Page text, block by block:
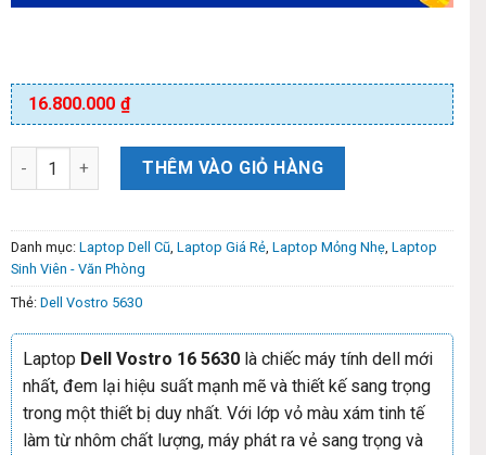
16.800.000 ₫
THÊM VÀO GIỎ HÀNG
Danh mục: Laptop Dell Cũ Laptop Giá Rẻ Laptop Mỏng Nhẹ Laptop
Sinh Viên - Văn Phòng
Thẻ: Dell Vostro 5630
Laptop Dell Vostro 16 5630 là chiếc máy tính dell mới
nhất, đem lại hiệu suất mạnh mẽ và thiết kế sang trọng
trong một thiết bị duy nhất. Với lớp vỏ màu xám tinh tế
làm từ nhôm chất lượng, máy phát ra vẻ sang trọng và